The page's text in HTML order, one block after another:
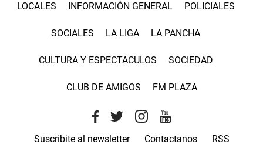
LOCALES INFORMACIÓN GENERAL POLICIALES
SOCIALES LA LIGA LA PANCHA
CULTURA Y ESPECTACULOS SOCIEDAD
CLUB DE AMIGOS FM PLAZA
Suscribite al newsletter Contactanos RSS